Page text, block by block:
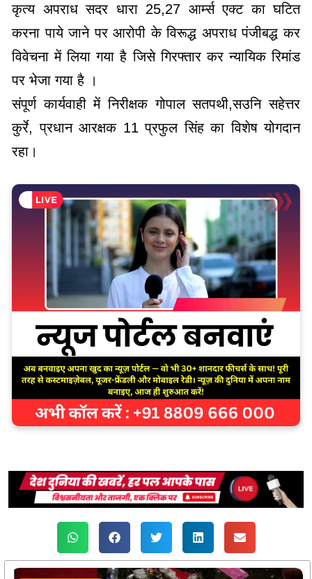
कृत्य अपराध सदर धारा 25,27 आर्म्स एक्ट का घटित
करना पाये जाने पर आरोपी के विरूद्ध अपराध पंजीबद्ध कर
विवेचना में ‍लिया गया है जिसे गिरफ्तार कर न्यायिक रिमांड
पर भेजा गया है ।
संपूर्ण कार्यवाही में निरीक्षक गोपाल सतपथी,सउनि सहेत्तर
कुर्रे, प्रधान आरक्षक 11 प्रफुल सिंह का विशेष योगदान
रहा।